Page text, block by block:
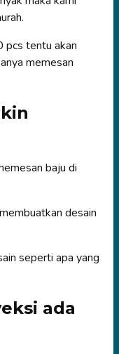
pcs tentu akan
memesan
baju di
desain
seperti apa yang
ada